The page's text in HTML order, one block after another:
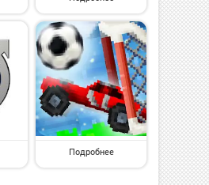
Подробнее